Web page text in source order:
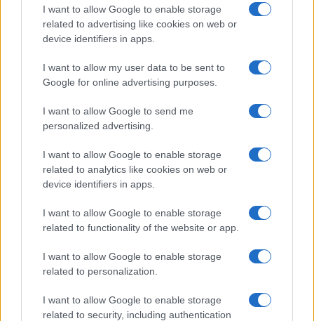
I want to allow Google to enable storage
related to advertising like cookies on web or
device identifiers in apps.
I want to allow my user data to be sent to
Google for online advertising purposes.
I want to allow Google to send me
personalized advertising.
I want to allow Google to enable storage
related to analytics like cookies on web or
device identifiers in apps.
I want to allow Google to enable storage
related to functionality of the website or app.
I want to allow Google to enable storage
related to personalization.
I want to allow Google to enable storage
related to security, including authentication
I nostri cari
I nostri cari
Giovannimaria Cabras
Invia un Comunicato Stampa| Pubblicità Segnala